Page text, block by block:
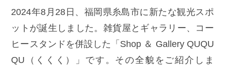
2024年8月28日、福岡県糸島市に新たな観光スポ
ットが誕生しました。雑貨屋とギャラリー、コー
ヒースタンドを併設した「Shop ＆ Gallery QUQU
QU（くくく）」です。その全貌をご紹介しま